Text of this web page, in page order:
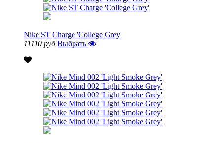
Nike ST Charge 'College Grey'
11110 руб Выбрать